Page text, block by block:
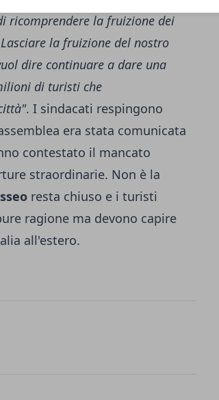
ricomprendere la fruizione dei
la fruizione del nostro
dire continuare a dare una
di turisti che
. I sindacati respingono
era stata comunicata
contestato il mancato
straordinarie. Non è la
resta chiuso e i turisti
ragione ma devono capire
all'estero.